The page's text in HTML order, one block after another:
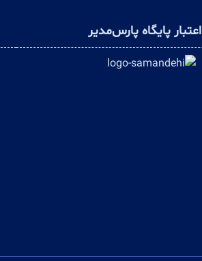
اعتبار پایگاه پارس‌مدیر